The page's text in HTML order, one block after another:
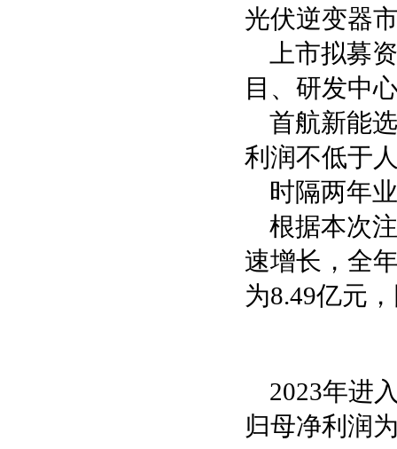
光伏逆变器
上市拟募
目、研发中
首航新能
利润不低于
时隔两年
根据本次
速增长，全
为8.49亿元
2023年进
归母净利润